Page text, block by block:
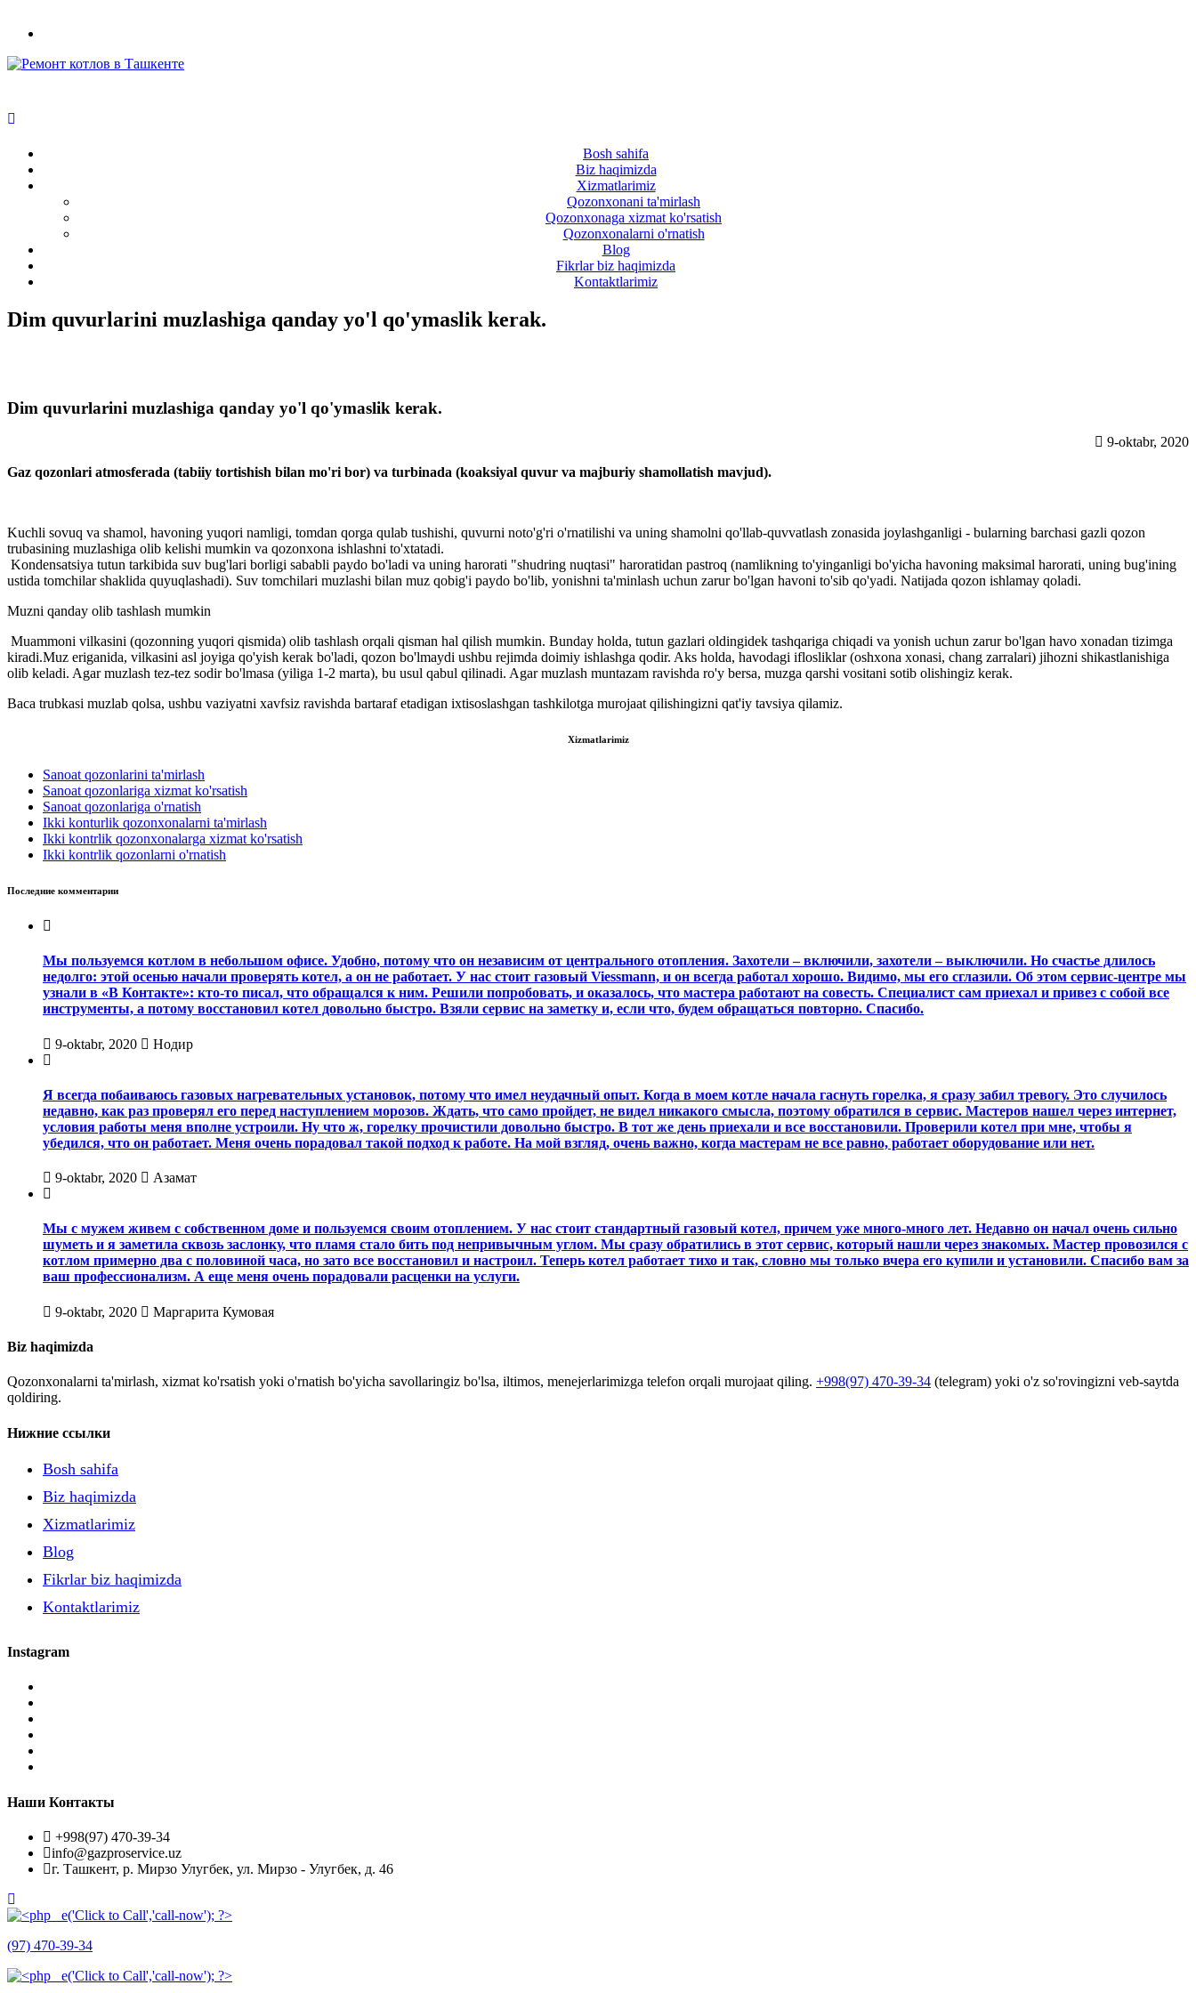
Bosh sahifa
Biz haqimizda
Xizmatlarimiz
Qozonxonani ta'mirlash
Qozonxonaga xizmat ko'rsatish
Qozonxonalarni o'rnatish
Blog
Fikrlar biz haqimizda
Kontaktlarimiz
Dim quvurlarini muzlashiga qanday yo'l qo'ymaslik kerak.
Dim quvurlarini muzlashiga qanday yo'l qo'ymaslik kerak.
9-oktabr, 2020
Gaz qozonlari atmosferada (tabiiy tortishish bilan mo'ri bor) va turbinada (koaksiyal quvur va majburiy shamollatish mavjud).
Kuchli sovuq va shamol, havoning yuqori namligi, tomdan qorga qulab tushishi, quvurni noto'g'ri o'rnatilishi va uning shamolni qo'llab-quvvatlash zonasida joylashganligi - bularning barchasi gazli qozon
trubasining muzlashiga olib kelishi mumkin va qozonxona ishlashni to'xtatadi.
Kondensatsiya tutun tarkibida suv bug'lari borligi sababli paydo bo'ladi va uning harorati "shudring nuqtasi" haroratidan pastroq (namlikning to'yinganligi bo'yicha havoning maksimal harorati, uning bug'ining
ustida tomchilar shaklida quyuqlashadi). Suv tomchilari muzlashi bilan muz qobig'i paydo bo'lib, yonishni ta'minlash uchun zarur bo'lgan havoni to'sib qo'yadi. Natijada qozon ishlamay qoladi.
Muzni qanday olib tashlash mumkin
Muammoni vilkasini (qozonning yuqori qismida) olib tashlash orqali qisman hal qilish mumkin. Bunday holda, tutun gazlari oldingidek tashqariga chiqadi va yonish uchun zarur bo'lgan havo xonadan tizimga
kiradi.Muz eriganida, vilkasini asl joyiga qo'yish kerak bo'ladi, qozon bo'lmaydi ushbu rejimda doimiy ishlashga qodir. Aks holda, havodagi iflosliklar (oshxona xonasi, chang zarralari) jihozni shikastlanishiga
olib keladi. Agar muzlash tez-tez sodir bo'lmasa (yiliga 1-2 marta), bu usul qabul qilinadi. Agar muzlash muntazam ravishda ro'y bersa, muzga qarshi vositani sotib olishingiz kerak.
Baca trubkasi muzlab qolsa, ushbu vaziyatni xavfsiz ravishda bartaraf etadigan ixtisoslashgan tashkilotga murojaat qilishingizni qat'iy tavsiya qilamiz.
Xizmatlarimiz
Sanoat qozonlarini ta'mirlash
Sanoat qozonlariga xizmat ko'rsatish
Sanoat qozonlariga o'rnatish
Ikki konturlik qozonxonalarni ta'mirlash
Ikki kontrlik qozonxonalarga xizmat ko'rsatish
Ikki kontrlik qozonlarni o'rnatish
Последние комментарии
Мы пользуемся котлом в небольшом офисе. Удобно, потому что он независим от центрального отопления. Захотели – включили, захотели – выключили. Но счастье длилось
недолго: этой осенью начали проверять котел, а он не работает. У нас стоит газовый Viessmann, и он всегда работал хорошо. Видимо, мы его сглазили. Об этом сервис-центре мы
узнали в «В Контакте»: кто-то писал, что обращался к ним. Решили попробовать, и оказалось, что мастера работают на совесть. Специалист сам приехал и привез с собой все
инструменты, а потому восстановил котел довольно быстро. Взяли сервис на заметку и, если что, будем обращаться повторно. Спасибо.
9-oktabr, 2020 Нодир
Я всегда побаиваюсь газовых нагревательных установок, потому что имел неудачный опыт. Когда в моем котле начала гаснуть горелка, я сразу забил тревогу. Это случилось
недавно, как раз проверял его перед наступлением морозов. Ждать, что само пройдет, не видел никакого смысла, поэтому обратился в сервис. Мастеров нашел через интернет,
условия работы меня вполне устроили. Ну что ж, горелку прочистили довольно быстро. В тот же день приехали и все восстановили. Проверили котел при мне, чтобы я
убедился, что он работает. Меня очень порадовал такой подход к работе. На мой взгляд, очень важно, когда мастерам не все равно, работает оборудование или нет.
9-oktabr, 2020 Азамат
Мы с мужем живем с собственном доме и пользуемся своим отоплением. У нас стоит стандартный газовый котел, причем уже много-много лет. Недавно он начал очень сильно
шуметь и я заметила сквозь заслонку, что пламя стало бить под непривычным углом. Мы сразу обратились в этот сервис, который нашли через знакомых. Мастер провозился с
котлом примерно два с половиной часа, но зато все восстановил и настроил. Теперь котел работает тихо и так, словно мы только вчера его купили и установили. Спасибо вам за
ваш профессионализм. А еще меня очень порадовали расценки на услуги.
9-oktabr, 2020 Маргарита Кумовая
Biz haqimizda
Qozonxonalarni ta'mirlash, xizmat ko'rsatish yoki o'rnatish bo'yicha savollaringiz bo'lsa, iltimos, menejerlarimizga telefon orqali murojaat qiling. +998(97) 470-39-34 (telegram) yoki o'z so'rovingizni veb-saytda
qoldiring.
Нижние ссылки
Bosh sahifa
Biz haqimizda
Xizmatlarimiz
Blog
Fikrlar biz haqimizda
Kontaktlarimiz
Instagram
Наши Контакты
+998(97) 470-39-34
info@gazproservice.uz
г. Ташкент, р. Мирзо Улугбек, ул. Мирзо - Улугбек, д. 46
(97) 470-39-34